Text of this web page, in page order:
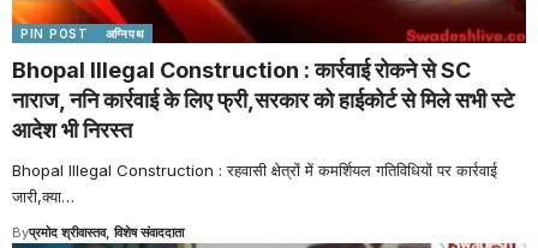
PIN POST अग्निपथ
Bhopal Illegal Construction : कार्रवाई रोकने से SC
नाराज, ननि कार्रवाई के लिए फ्री,सरकार को हाईकोर्ट से मिले सभी स्टे
आदेश भी निरस्त
Bhopal Illegal Construction : रहवासी क्षेत्रों में कमर्शियल गतिविधियों पर कार्रवाई
जारी,क्या…
Byप्रमोद श्रीवास्तव, विशेष संवाददाता